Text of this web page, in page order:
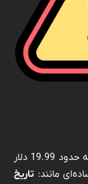
(پلن پایه حدود 19.99 دلار
مانند: تاریخ